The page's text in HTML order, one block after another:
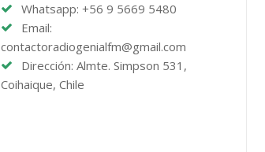
Whatsapp: +56 9 5669 5480
Email:
contactoradiogenialfm@gmail.com
Dirección: Almte. Simpson 531,
Coihaique, Chile